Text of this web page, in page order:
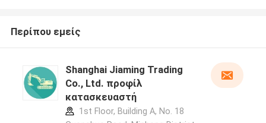
Περίπου εμείς
Shanghai Jiaming Trading
Co., Ltd. προφίλ
κατασκευαστή
1st Floor, Building A, No. 18